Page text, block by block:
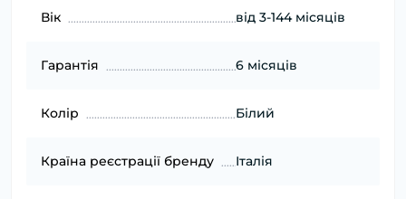
Вік від 3-144 місяців
Гарантія 6 місяців
Колір Білий
Країна реєстрації бренду Італія